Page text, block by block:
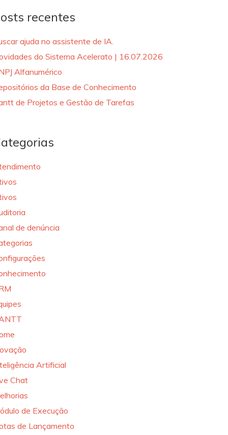
recentes
ajuda no assistente de IA.
do Sistema Acelerato | 16.07.2026
Alfanumérico
da Base de Conhecimento
de Projetos e Gestão de Tarefas
de denúncia
Artificial
Chat
de Execução
de Lançamento